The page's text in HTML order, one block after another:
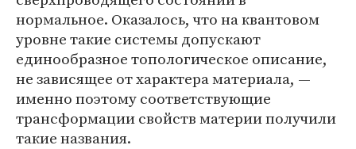
нормальное. Оказалось, что на квантовом
уровне такие системы допускают
единообразное топологическое описание,
не зависящее от характера материала, —
именно поэтому соответствующие
трансформации свойств материи получили
такие названия.